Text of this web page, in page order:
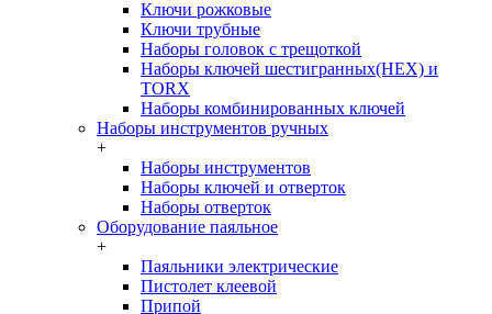
Ключи рожковые
Ключи трубные
Наборы головок c трещоткой
Наборы ключей шестигранных(HEX) и
TORX
Наборы комбинированных ключей
Наборы инструментов ручных
+
Наборы инструментов
Наборы ключей и отверток
Наборы отверток
Оборудование паяльное
+
Паяльники электрические
Пистолет клеевой
Припой